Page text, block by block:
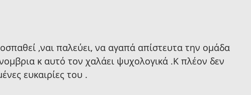
,ναι παλεύει, να αγαπά απίστευτα την ομάδα
κ αυτό τον χαλάει ψυχολογικά .Κ πλέον δεν
ευκαιρίες του .